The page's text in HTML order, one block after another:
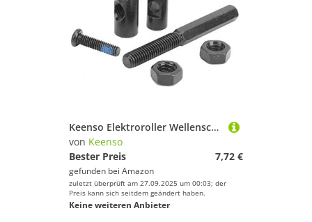
Keenso Elektroroller Wellenschloss Schraube Set, Elektroroller Kohlenstoffstahl Lenkgestänge Wellenschloss-Schrauben faltbar Pulling Rod Schrauben für MAX G30
von Keenso
Bester Preis
7,72 €
gefunden bei Amazon
zuletzt überprüft am 27.09.2025 um 00:03; der
Preis kann sich seitdem geändert haben.
Keine weiteren Anbieter